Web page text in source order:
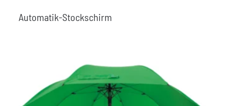
Automatik-Stockschirm